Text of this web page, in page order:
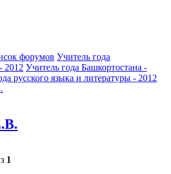
форумов Учитель года
2012 Учитель года Башкортостана -
русского языка и литературы - 2012
1